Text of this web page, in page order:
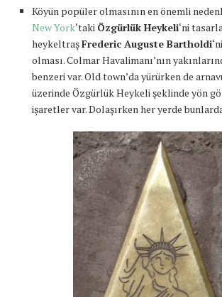
Köyün popüler olmasının en önemli
New York‘taki Özgürlük Heykeli‘ni
heykeltraşFrederic Auguste Bartholdi
olması. Colmar Havalimanı’nın
benzeri var. Old town’da yürürken de
üzerinde Özgürlük Heykeli şeklinde yön
işaretler var. Dolaşırken her yerde